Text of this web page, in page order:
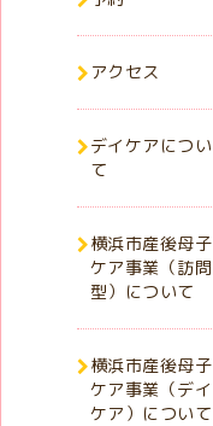
アクセス
デイケアについ
て
横浜市産後母子
ケア事業（訪問
型）について
横浜市産後母子
ケア事業（デイ
ケア）について